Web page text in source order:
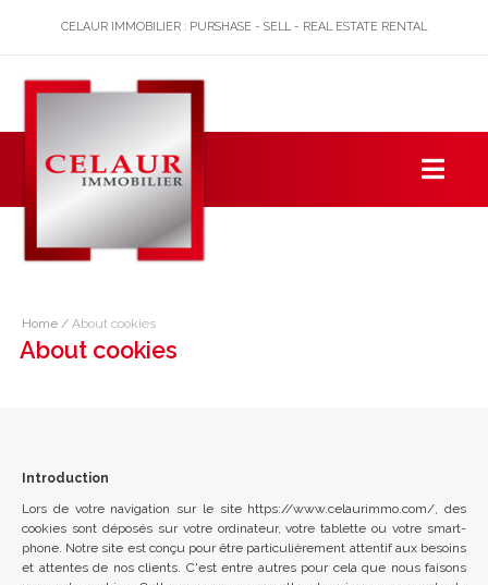
CELAUR IMMOBILIER : PURSHASE - SELL - REAL ESTATE RENTAL
Home / About cookies
About cookies
Introduction
Lors de votre nav­ig­a­tion sur le site https://​www.​celaurimmo.​com/, des
cook­ies sont déposés sur votre or­din­ateur, votre tab­lette ou votre smart­
phone. Notre site est conçu pour être par­ticulière­ment at­ten­tif aux be­soins
et at­tentes de nos cli­ents. C'est entre autres pour cela que nous fais­ons